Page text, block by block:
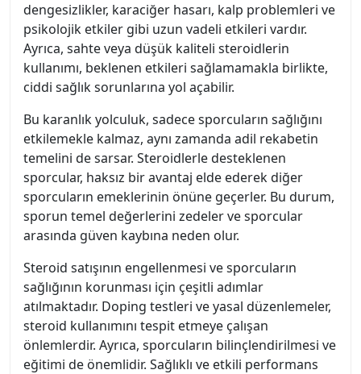
dengesizlikler, karaciğer hasarı, kalp problemleri ve
psikolojik etkiler gibi uzun vadeli etkileri vardır.
Ayrıca, sahte veya düşük kaliteli steroidlerin
kullanımı, beklenen etkileri sağlamamakla birlikte,
ciddi sağlık sorunlarına yol açabilir.
Bu karanlık yolculuk, sadece sporcuların sağlığını
etkilemekle kalmaz, aynı zamanda adil rekabetin
temelini de sarsar. Steroidlerle desteklenen
sporcular, haksız bir avantaj elde ederek diğer
sporcuların emeklerinin önüne geçerler. Bu durum,
sporun temel değerlerini zedeler ve sporcular
arasında güven kaybına neden olur.
Steroid satışının engellenmesi ve sporcuların
sağlığının korunması için çeşitli adımlar
atılmaktadır. Doping testleri ve yasal düzenlemeler,
steroid kullanımını tespit etmeye çalışan
önlemlerdir. Ayrıca, sporcuların bilinçlendirilmesi ve
eğitimi de önemlidir. Sağlıklı ve etkili performans